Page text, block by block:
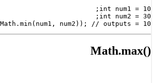
num2)); //